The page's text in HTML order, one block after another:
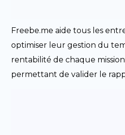
Freebe.me aide tous les
optimiser leur gestion du
rentabilité de chaque
permettant de valider le